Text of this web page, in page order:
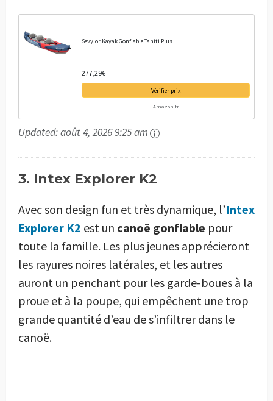
Sevylor Kayak Gonflable Tahiti Plus
277,29€
Vérifier prix
Amazon.fr
Updated:août 4, 2026 9:25 am
3. Intex Explorer K2
Avec son design fun et très dynamique, l’Intex
Explorer K2 est un canoë gonflable pour
toute la famille. Les plus jeunes apprécieront
les rayures noires latérales, et les autres
auront un penchant pour les garde-boues à la
proue et à la poupe, qui empêchent une trop
grande quantité d’eau de s’infiltrer dans le
canoë.